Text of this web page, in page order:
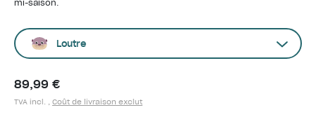
mi-saison.
Loutre
89,99 €
TVA incl. , Coût de livraison exclut